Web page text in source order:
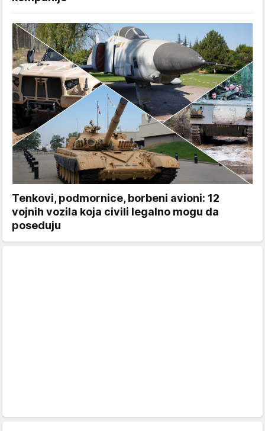
Tenkovi, podmornice, borbeni avioni: 12
vojnih vozila koja civili legalno mogu da
poseduju